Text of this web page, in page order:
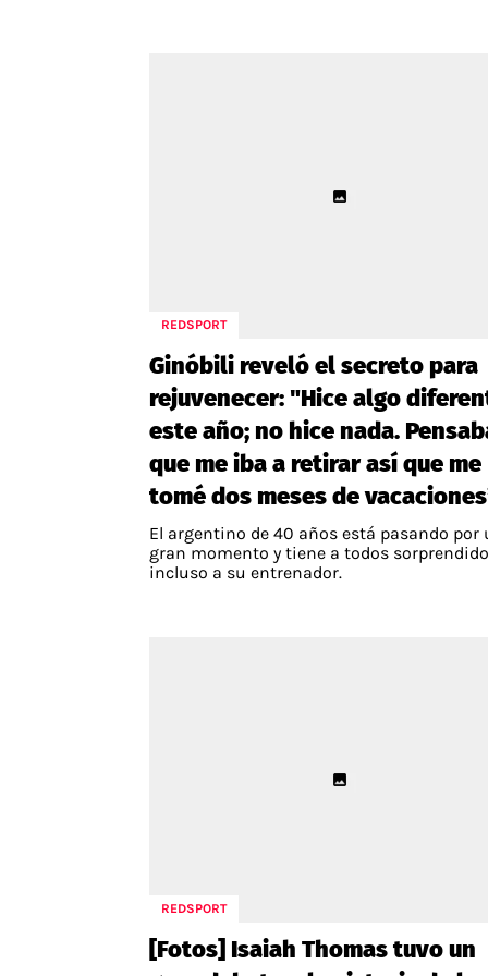
REDSPORT
Ginóbili reveló el secreto para
rejuvenecer: "Hice algo
este año; no hice nada.
que me iba a retirar así que me
tomé dos meses de
El argentino de 40 años está pasando por
gran momento y tiene a todos
incluso a su entrenador.
REDSPORT
[Fotos] Isaiah Thomas tuvo un